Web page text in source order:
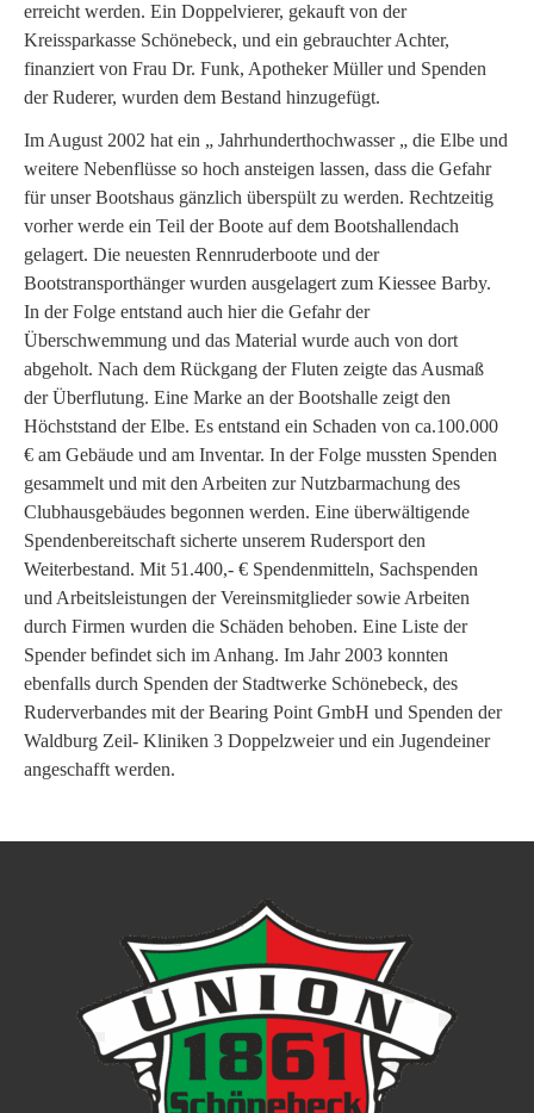
erreicht werden. Ein Doppelvierer, gekauft von der
Kreissparkasse Schönebeck, und ein gebrauchter Achter,
finanziert von Frau Dr. Funk, Apotheker Müller und Spenden
der Ruderer, wurden dem Bestand hinzugefügt.
Im August 2002 hat ein „ Jahrhunderthochwasser „ die Elbe und
weitere Nebenflüsse so hoch ansteigen lassen, dass die Gefahr
für unser Bootshaus gänzlich überspült zu werden. Rechtzeitig
vorher werde ein Teil der Boote auf dem Bootshallendach
gelagert. Die neuesten Rennruderboote und der
Bootstransporthänger wurden ausgelagert zum Kiessee Barby.
In der Folge entstand auch hier die Gefahr der
Überschwemmung und das Material wurde auch von dort
abgeholt. Nach dem Rückgang der Fluten zeigte das Ausmaß
der Überflutung. Eine Marke an der Bootshalle zeigt den
Höchststand der Elbe. Es entstand ein Schaden von ca.100.000
€ am Gebäude und am Inventar. In der Folge mussten Spenden
gesammelt und mit den Arbeiten zur Nutzbarmachung des
Clubhausgebäudes begonnen werden. Eine überwältigende
Spendenbereitschaft sicherte unserem Rudersport den
Weiterbestand. Mit 51.400,- € Spendenmitteln, Sachspenden
und Arbeitsleistungen der Vereinsmitglieder sowie Arbeiten
durch Firmen wurden die Schäden behoben. Eine Liste der
Spender befindet sich im Anhang. Im Jahr 2003 konnten
ebenfalls durch Spenden der Stadtwerke Schönebeck, des
Ruderverbandes mit der Bearing Point GmbH und Spenden der
Waldburg Zeil- Kliniken 3 Doppelzweier und ein Jugendeiner
angeschafft werden.